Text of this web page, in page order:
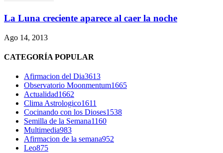
La Luna creciente aparece al caer la noche
Ago 14, 2013
CATEGORÍA POPULAR
Afirmacion del Dia3613
Observatorio Moonmentum1665
Actualidad1662
Clima Astrologico1611
Cocinando con los Dioses1538
Semilla de la Semana1160
Multimedia983
Afirmacion de la semana952
Leo875